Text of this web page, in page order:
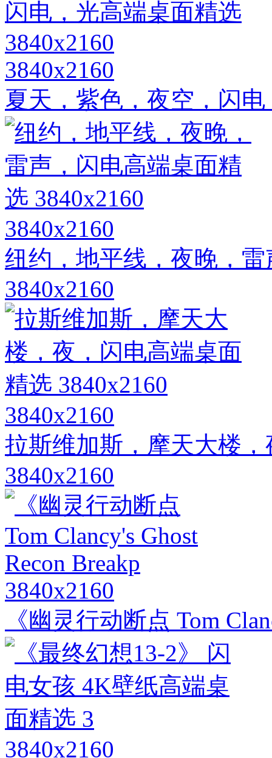
3840x2160
夏天，紫色，夜空，闪
3840x2160
纽约，地平线，夜晚，
3840x2160
3840x2160
拉斯维加斯，摩天大楼
3840x2160
3840x2160
《幽灵行动断点 Tom
3840x2160